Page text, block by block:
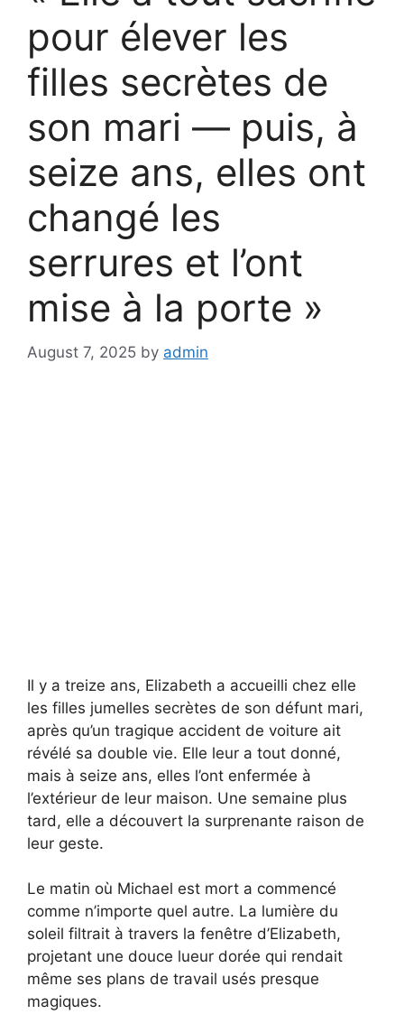
pour élever les
filles secrètes de
son mari — puis, à
seize ans, elles ont
changé les
serrures et l’ont
mise à la porte »
August 7, 2025 by admin
Il y a treize ans, Elizabeth a accueilli chez elle
les filles jumelles secrètes de son défunt mari,
après qu’un tragique accident de voiture ait
révélé sa double vie. Elle leur a tout donné,
mais à seize ans, elles l’ont enfermée à
l’extérieur de leur maison. Une semaine plus
tard, elle a découvert la surprenante raison de
leur geste.
Le matin où Michael est mort a commencé
comme n’importe quel autre. La lumière du
soleil filtrait à travers la fenêtre d’Elizabeth,
projetant une douce lueur dorée qui rendait
même ses plans de travail usés presque
magiques.